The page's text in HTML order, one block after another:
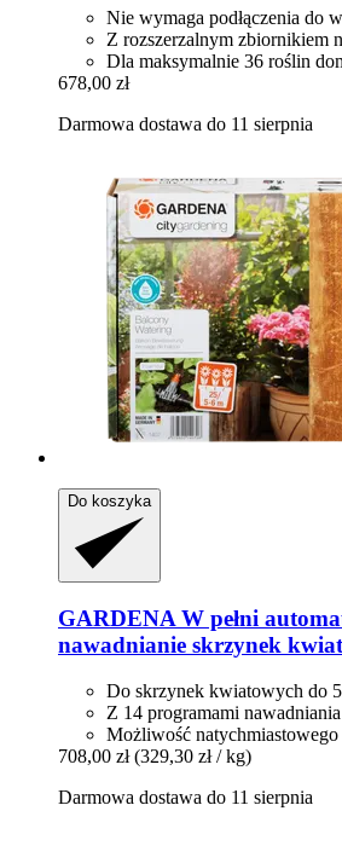
Nie wymaga podłączenia do
Z rozszerzalnym zbiornikiem
Dla maksymalnie 36 roślin
678,00 zł
Darmowa dostawa do 11 sierpnia
Do koszyka
GARDENA W pełni
nawadnianie skrzynek
Do skrzynek kwiatowych do
Z 14 programami nawadniania
Możliwość natychmiastowego
708,00 zł (329,30 zł / kg)
Darmowa dostawa do 11 sierpnia